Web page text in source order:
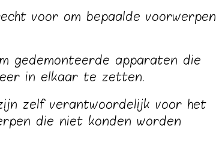
voor om bepaalde voorwerpen
gedemonteerde apparaten die
in elkaar te zetten.
zelf verantwoordelijk voor het
die niet konden worden